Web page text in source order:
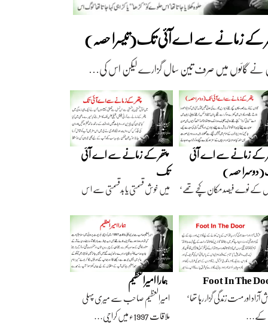
کے زمانے سے اے آئی تک(تیسرا حصہ)
نے گائوں میں صرف تین سال گزارے لیکن اس کی…
کے زمانے سے اے آئی
حصہ)
کے نوے فیصد مکان کچے تھے‘
پتھر کے زمانے سے اے آئی
تک
میں خوش قسمتی یا بدقسمتی سے اس
Foot In The
آزاد اور مست زندگی گزار رہا تھا‘
کے…
ہمارا امیرالعظیم
امیرالعظیم صاحب سے میری پہلی
ملاقات 1997ء میں کراچی…